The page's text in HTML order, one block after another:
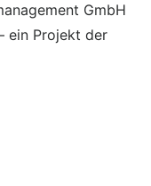
GmbH
ein Projekt der